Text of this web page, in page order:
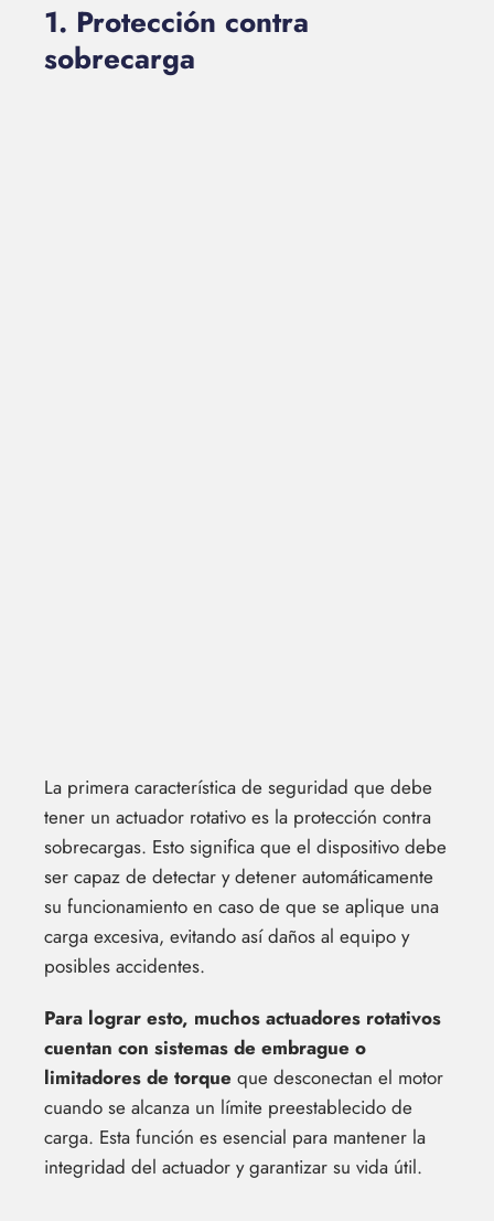
1. Protección contra
sobrecarga
La primera característica de seguridad que debe
tener un actuador rotativo es la protección contra
sobrecargas. Esto significa que el dispositivo debe
ser capaz de detectar y detener automáticamente
su funcionamiento en caso de que se aplique una
carga excesiva, evitando así daños al equipo y
posibles accidentes.
Para lograr esto, muchos actuadores rotativos
cuentan con sistemas de embrague o
limitadores de torque que desconectan el motor
cuando se alcanza un límite preestablecido de
carga. Esta función es esencial para mantener la
integridad del actuador y garantizar su vida útil.